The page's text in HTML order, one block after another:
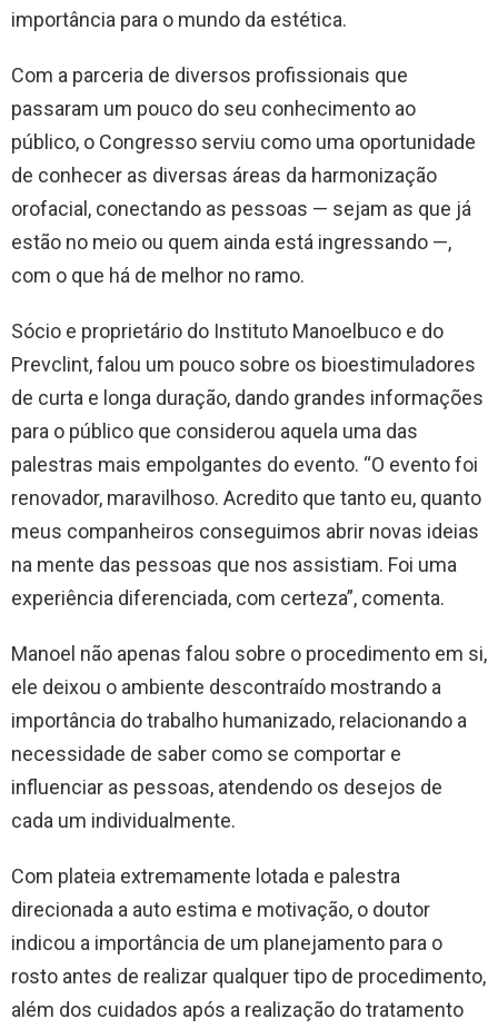
importância para o mundo da estética.
Com a parceria de diversos profissionais que
passaram um pouco do seu conhecimento ao
público, o Congresso serviu como uma oportunidade
de conhecer as diversas áreas da harmonização
orofacial, conectando as pessoas — sejam as que já
estão no meio ou quem ainda está ingressando —,
com o que há de melhor no ramo.
Sócio e proprietário do Instituto Manoelbuco e do
Prevclint, falou um pouco sobre os bioestimuladores
de curta e longa duração, dando grandes informações
para o público que considerou aquela uma das
palestras mais empolgantes do evento. “O evento foi
renovador, maravilhoso. Acredito que tanto eu, quanto
meus companheiros conseguimos abrir novas ideias
na mente das pessoas que nos assistiam. Foi uma
experiência diferenciada, com certeza”, comenta.
Manoel não apenas falou sobre o procedimento em si,
ele deixou o ambiente descontraído mostrando a
importância do trabalho humanizado, relacionando a
necessidade de saber como se comportar e
influenciar as pessoas, atendendo os desejos de
cada um individualmente.
Com plateia extremamente lotada e palestra
direcionada a auto estima e motivação, o doutor
indicou a importância de um planejamento para o
rosto antes de realizar qualquer tipo de procedimento,
além dos cuidados após a realização do tratamento